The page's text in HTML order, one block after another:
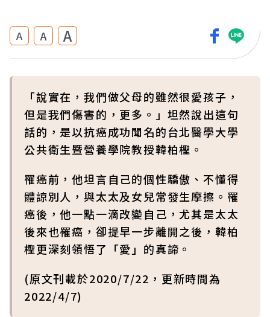
A A A
「說實在，我們做父母的雖然很愛孩子，
但是我們傷害的，更多。」坦然說出這句
話的，是以抗癌成功聞名的台北醫學大學
公共衛生暨營養學院教授韓柏檉。
罹癌前，他坦言自己的個性驕傲、不懂得
體諒別人，與太太及女兒常發生摩擦。罹
癌後，他一點一滴改變自己，尤其是太太
後來也罹癌，卻提早一步離開之後，韓柏
檉更深刻領悟了「愛」的真諦。
(原文刊載於2020/7/22，更新時間為
2022/4/7)